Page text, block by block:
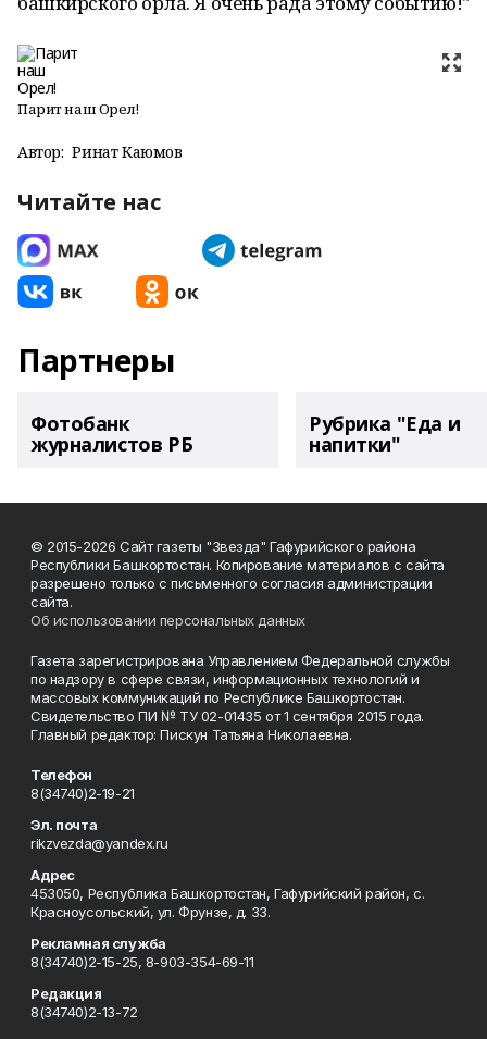
Парит наш Орел!
Автор: Ринат Каюмов
Читайте нас
Партнеры
Фотобанк
журналистов РБ
Рубрика "Еда и
напитки"
© 2015-2026 Сайт газеты "Звезда" Гафурийского района
Республики Башкортостан. Копирование материалов с сайта
разрешено только с письменного согласия администрации
сайта.
Об использовании персональных данных
Газета зарегистрирована Управлением Федеральной службы
по надзору в сфере связи, информационных технологий и
массовых коммуникаций по Республике Башкортостан.
Свидетельство ПИ № ТУ 02-01435 от 1 сентября 2015 года.
Главный редактор: Пискун Татьяна Николаевна.
Телефон
8(34740)2-19-21
Эл. почта
rikzvezda@yandex.ru
Адрес
453050, Республика Башкортостан, Гафурийский район, с.
Красноусольский, ул. Фрунзе, д. 33.
Рекламная служба
8(34740)2-15-25, 8-903-354-69-11
Редакция
8(34740)2-13-72